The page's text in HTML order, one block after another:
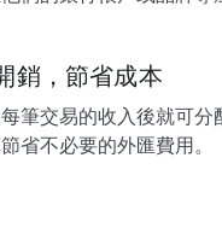
銷，節省成本
筆交易的收入後就可
省不必要的外匯費用。